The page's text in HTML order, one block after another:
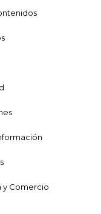
y Comercio